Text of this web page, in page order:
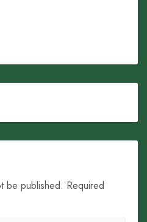
be published. Required